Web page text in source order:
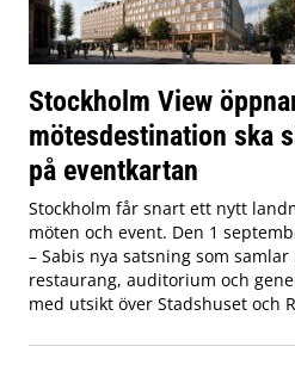
Stockholm View
mötesdestination ska
på eventkartan
Stockholm får snart ett nytt
möten och event. Den 1
– Sabis nya satsning som
restaurang, auditorium och
med utsikt över Stadshuset och